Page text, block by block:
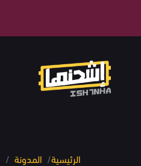
الرئيسية/ المدونة /